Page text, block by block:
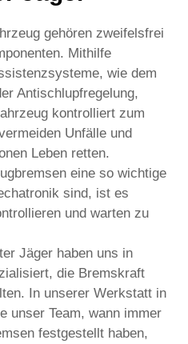
gehören zweifelsfrei
Mithilfe
wie dem
Antischlupfregelung,
kontrolliert zum
Unfälle und
Leben retten.
eine so wichtige
sind, ist es
und warten zu
Jäger haben uns in
die Bremskraft
In unserer Werkstatt in
unser Team, wann immer
festgestellt haben,